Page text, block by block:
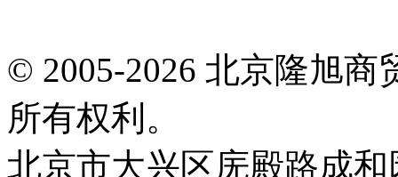
© 2005-2026 北京隆旭
所有权利。
北京市大兴区庑殿路成和